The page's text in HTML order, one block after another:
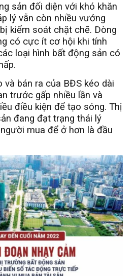
sản đối diện với khó khăn
lý vẫn còn nhiều vướng
kiểm soát chặt chẽ. Dòng
có cực ít cơ hội khi tính
loại hình bất động sản có
và bán ra của BĐS kéo dài
trước gấp nhiều lần và
điều kiện để tạo sóng. Thị
đang đạt trạng thái lý
mua để ở hơn là đầu